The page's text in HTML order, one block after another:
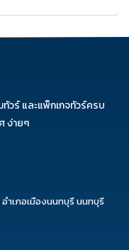
วร์ และแพ็กเกจทัวร์ครบ
ง่ายๆ
ำเภอเมืองนนทบุรี นนทบุรี